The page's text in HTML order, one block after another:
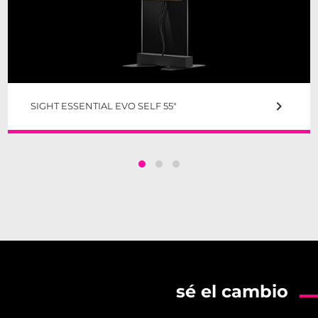
SIGHT ESSENTIAL EVO SELF 55" keyboard_arrow_right
sé el cambio